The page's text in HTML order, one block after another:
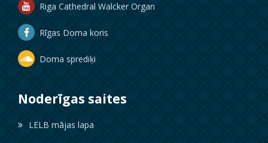
Riga Cathedral Walcker Organ
Rīgas Doma koris
Doma sprediķi
Noderīgas saites
LELB mājas lapa